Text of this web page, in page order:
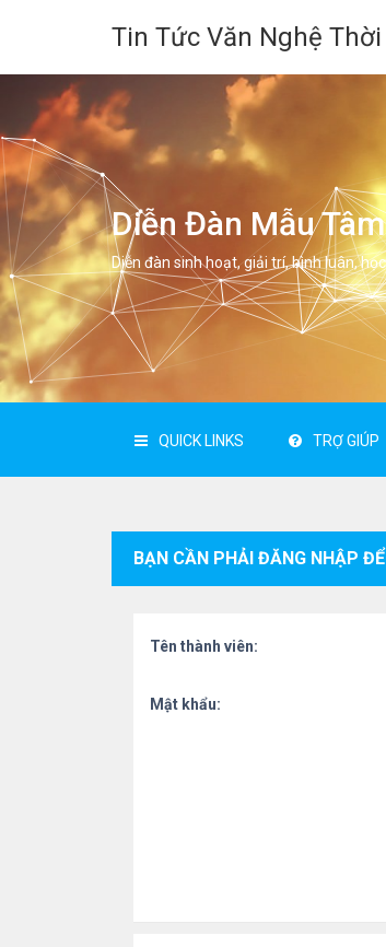
Tin Tức Văn Nghệ
Diễn Đàn Mẫu Tâm
Diễn đàn sinh hoạt, giải trí, bình luân,
QUICK LINKS TRỢ GIÚP
BẠN CẦN PHẢI ĐĂNG NHẬP
Tên thành viên:
Mật khẩu: